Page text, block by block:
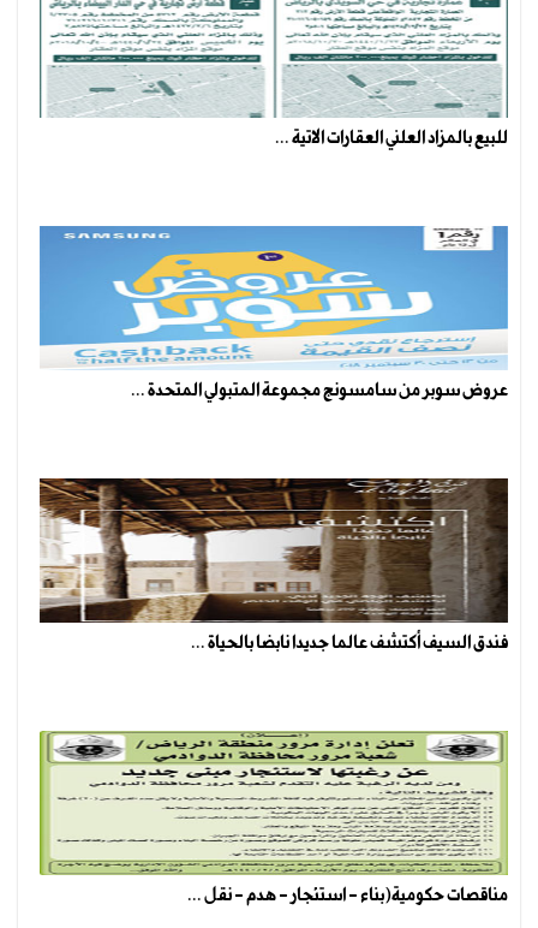
للبيع بالمزاد العلني العقارات الاتية ...
عروض سوبر من سامسونج مجموعة المتبولي المتحدة ...
فندق السيف أكتشف عالما جديدا نابضا بالحياة ...
مناقصات حكومية(بناء - استئجار - هدم - نقل ...